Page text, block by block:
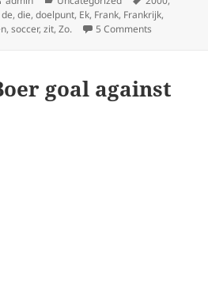
de,die,doelpunt, Ek, Frank, Frankrijk,
,soccer,zit,Zo. 5 Comments
goal against